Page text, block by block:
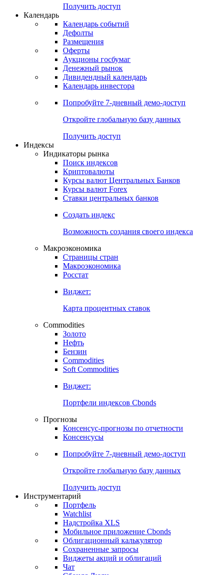
Попробуйте7-дневный
Откройте глобальную базу данных
Получить доступ
Календарь
Календарь событий
Дефолты
Размещения
Оферты
Денежный рынок
Календарь инвестора
Попробуйте7-дневный
Откройте глобальную базу данных
Получить доступ
Индикаторы рынка
Поиск индексов
Курсы валют Центральных Банков
Ставки центральных банков
Создать индекс
Возможность создания своего индекса
Страницы стран
Росстат
Виджет:
Карта процентных ставок
Commodities
Золото
Бензин
Soft Commodities
Виджет:
Портфели индексов Cbonds
Прогнозы
Консенсусы
Попробуйте7-дневный
Откройте глобальную базу данных
Получить доступ
Инструментарий
Портфель
Watchlist
Надстройка XLS
Мобильное приложение Cbonds